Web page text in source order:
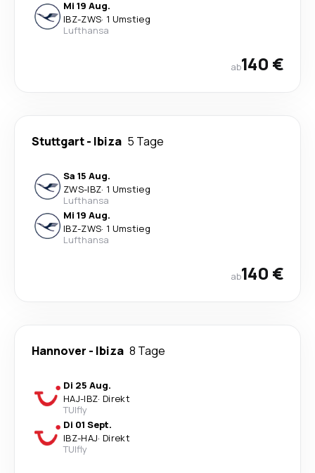
Mi 19 Aug.
IBZ-ZWS· 1 Umstieg
Lufthansa
ab140 €
Stuttgart- Ibiza 5 Tage
Sa 15 Aug.
ZWS-IBZ· 1 Umstieg
Lufthansa
Mi 19 Aug.
IBZ-ZWS· 1 Umstieg
Lufthansa
ab140 €
Hannover - Ibiza 8 Tage
Di 25 Aug.
HAJ-IBZ· Direkt
TUIfly
Di 01 Sept.
IBZ-HAJ· Direkt
TUIfly